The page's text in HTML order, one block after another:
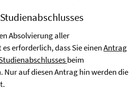
Absolvierung aller
erforderlich, dass Sie einenAntrag
beim
Nur auf diesen Antrag hin werden die